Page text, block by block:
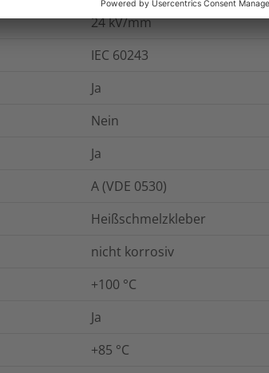
24kV/mm
IEC 60243
Ja
Nein
Ja
A (VDE 0530)
Heißschmelzkleber
nicht korrosiv
+100 °C
Ja
+85 °C